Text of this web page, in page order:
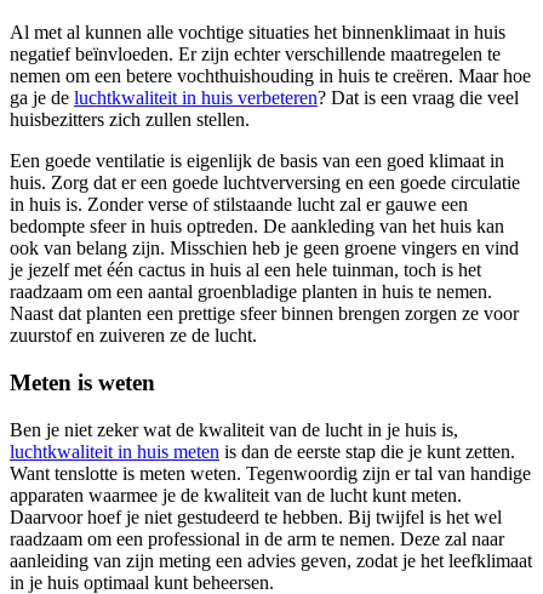
Al met al kunnen alle vochtige situaties het binnenklimaat in huis
negatief beïnvloeden. Er zijn echter verschillende maatregelen te
nemen om een betere vochthuishouding in huis te creëren. Maar hoe
ga je de luchtkwaliteit in huis verbeteren? Dat is een vraag die veel
huisbezitters zich zullen stellen.
Een goede ventilatie is eigenlijk de basis van een goed klimaat in
huis. Zorg dat er een goede luchtverversing en een goede circulatie
in huis is. Zonder verse of stilstaande lucht zal er gauwe een
bedompte sfeer in huis optreden. De aankleding van het huis kan
ook van belang zijn. Misschien heb je geen groene vingers en vind
je jezelf met één cactus in huis al een hele tuinman, toch is het
raadzaam om een aantal groenbladige planten in huis te nemen.
Naast dat planten een prettige sfeer binnen brengen zorgen ze voor
zuurstof en zuiveren ze de lucht.
Meten is weten
Ben je niet zeker wat de kwaliteit van de lucht in je huis is,
luchtkwaliteit in huis meten is dan de eerste stap die je kunt zetten.
Want tenslotte is meten weten. Tegenwoordig zijn er tal van handige
apparaten waarmee je de kwaliteit van de lucht kunt meten.
Daarvoor hoef je niet gestudeerd te hebben. Bij twijfel is het wel
raadzaam om een professional in de arm te nemen. Deze zal naar
aanleiding van zijn meting een advies geven, zodat je het leefklimaat
in je huis optimaal kunt beheersen.